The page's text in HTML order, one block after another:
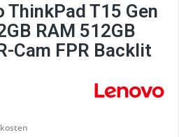
ThinkPad T15 Gen
RAM 512GB
Cam FPR Backlit